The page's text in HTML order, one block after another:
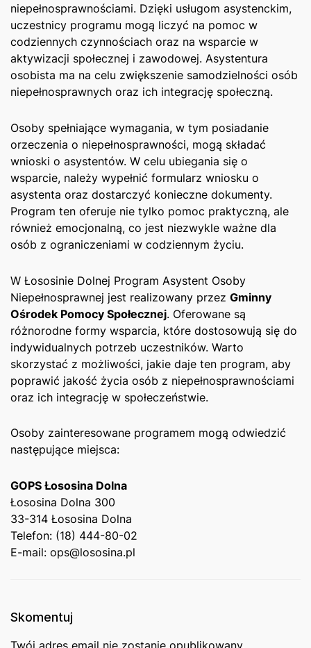
niepełnosprawnościami.⁤ Dzięki usługom asystenckim,
uczestnicy programu mogą liczyć na pomoc w
codziennych czynnościach​ oraz na wsparcie w
aktywizacji społecznej i ⁢zawodowej. Asystentura
osobista ma ⁣na celu ⁤zwiększenie samodzielności osób
niepełnosprawnych oraz ich integrację społeczną.
Osoby spełniające wymagania, w tym⁣ posiadanie
orzeczenia o niepełnosprawności,​ mogą‍ składać
wnioski o asystentów.⁢ W celu ubiegania się o
wsparcie, należy wypełnić formularz wniosku o
asystenta oraz dostarczyć konieczne dokumenty.‍
Program⁤ ten oferuje ⁤nie tylko pomoc praktyczną, ale ​
również emocjonalną, co jest‍ niezwykle ważne dla
osób z‌ ograniczeniami w ‍codziennym życiu.
W Łososinie Dolnej Program Asystent⁣ Osoby
Niepełnosprawnej jest realizowany przez Gminny
Ośrodek Pomocy ‍Społecznej. Oferowane są
różnorodne formy wsparcia, które dostosowują się do
indywidualnych potrzeb uczestników. Warto
⁢skorzystać z możliwości, jakie daje ten program, aby‍
poprawić jakość życia osób⁣ z niepełnosprawnościami
oraz ich integrację w społeczeństwie.
Osoby zainteresowane programem mogą odwiedzić‍
następujące miejsca:
GOPS Łososina⁢ Dolna
Łososina Dolna 300
33-314 Łososina ⁢Dolna ⁤
Telefon: (18) 444-80-02
E-mail: ⁣ops@lososina.pl
Skomentuj